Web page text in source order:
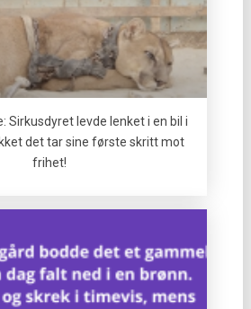
Sirkusdyret levde lenket i en bil i
det tar sine første skritt mot
frihet!